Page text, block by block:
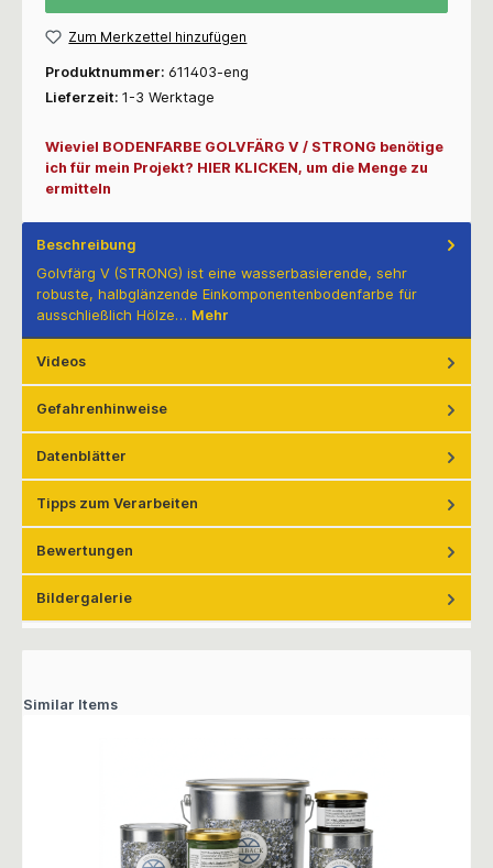
Zum Merkzettel hinzufügen
Produktnummer: 611403-eng
Lieferzeit: 1-3 Werktage
Wieviel BODENFARBE GOLVFÄRG V / STRONG benötige
ich für mein Projekt? HIER KLICKEN, um die Menge zu
ermitteln
Beschreibung
Golvfärg V (STRONG) ist eine wasserbasierende, sehr
robuste, halbglänzende Einkomponentenbodenfarbe für
ausschließlich Hölze… Mehr
Videos
Gefahrenhinweise
Datenblätter
Tipps zum Verarbeiten
Bewertungen
Bildergalerie
Similar Items